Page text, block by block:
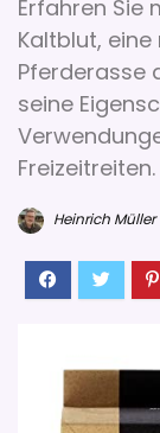
Erfahren Sie
Kaltblut,
Pferderasse
seine
Freizeitreiten.
Heinrich Müller